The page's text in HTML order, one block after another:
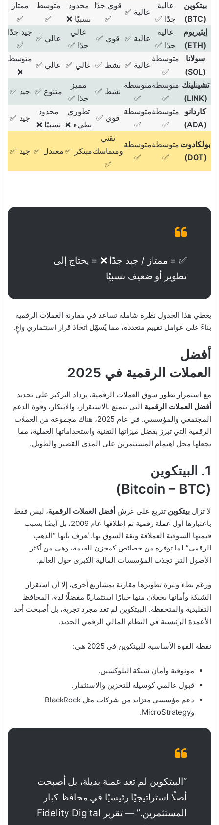
بيتكوين
(BTC)
عالية
جدًا ✅
عالية ✅
قوي جدًا
✅
محدود
نسبيًا ❌
متوسط
✅
ممتاز
✅
إيثيريوم
(ETH)
عالية
جدًا ✅
عالية ✅ قوي ✅
عالي
جدًا ✅
عالي ✅
جيد جدًا
✅
سولانا
(SOL)
متوسطة
✅
عالية ✅ نشط ✅ عالي ✅ عالي ✅
متوسط
❌
تشينلينك
(LINK)
متوسطة
✅
متوسطة
✅
نشط ✅
مميز
جدًا ✅
متنوع ✅ جيد ✅
كاردانو
(ADA)
متوسطة
✅
متوسطة
✅
قوي ✅
تطوري
بطيء ❌
محدود
نسبيًا ❌
جيد ✅
بولكادوت
(DOT)
متوسطة
✅
متوسطة
✅
تقني
ومتماسك
✅
مبتكر ✅ معتدل ✅ جيد ✅
✅ = ممتاز / جيد جدًا ❌ = يحتاج إلى
تطوير أو ضعيف نسبيًا
يعطي هذا الجدول نظرة شاملة تساعد في مقارنة العملات الرقمية
بناءً على عوامل تقييم متعددة، مما يُسهّل اتخاذ قرار استثماري واعٍ.
أفضل
العملات الرقمية في 2025
مع استمرار تطور سوق العملات الرقمية، يزداد التركيز على تحديد
أفضل العملات الرقمية التي تتمتع بالاستقرار، والابتكار، وقوة الدعم
المجتمعي والمؤسسي. في عام 2025، هناك مجموعة من العملات
الرقمية التي تبرز بفضل ميزاتها التقنية واستخداماتها العملية، مما
يجعلها محل اهتمام المستثمرين على المدى القصير والطويل.
1. البيتكوين
(Bitcoin – BTC)
لا تزال بيتكوين تتربع على عرش أفضل العملات الرقمية، ليس فقط
باعتبارها أول عملة رقمية تم إطلاقها عام 2009، بل أيضًا بسبب
قيمتها السوقية العملاقة وثقة السوق بها. تُعرف بأنها “الذهب
الرقمي” لما توفره من خصائص كمخزن للقيمة، وهي من أكثر
الأصول التي تجذب المؤسسات المالية الكبرى حول العالم.
ورغم بطء وتيرة تطويرها مقارنة بمشاريع أخرى، إلا أن استقرار
الشبكة وأمانها يجعلان منها خيارًا استثماريًا مفضلًا لدى المحافظ
التقليدية والمتحفظة. البيتكوين لم تعد مجرد تجربة، بل أصبحت أحد
الأعمدة الرئيسية في النظام المالي الرقمي الجديد.
نقطة القوة الأساسية للبيتكوين في 2025 هي:
موثوقية وأمان شبكة البلوكشين.
قبول عالمي كوسيلة للتخزين والاستثمار.
دعم مؤسسي متزايد من شركات مثل BlackRock
وMicroStrategy.
“البيتكوين لم تعد عملة بديلة، بل أصبحت
أصلًا استراتيجيًا رئيسيًا في محافظ كبار
المستثمرين.” — تقرير Fidelity Digital